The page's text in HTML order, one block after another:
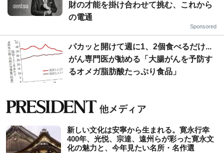
財の才能を掛け合わせて挑む、これから
の電通
Sponsored
パカッと開けて週に1、2個食べるだけ...
がん専門医が勧める「大腸がんを予防す
るオメガ脂肪酸たっぷり食品」
新しい文化は安寧から生まれる。寛永行幸
400年、光悦、宗達、遠州らが彩った寛永文
化の魅力と、今年見たい名所・名作選